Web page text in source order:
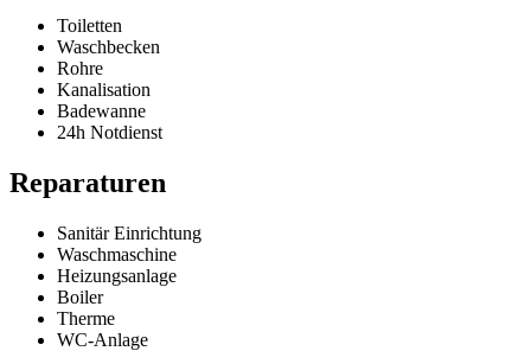
Toiletten
Waschbecken
Rohre
Kanalisation
Badewanne
24h Notdienst
Reparaturen
Sanitär Einrichtung
Waschmaschine
Heizungsanlage
Boiler
Therme
WC-Anlage